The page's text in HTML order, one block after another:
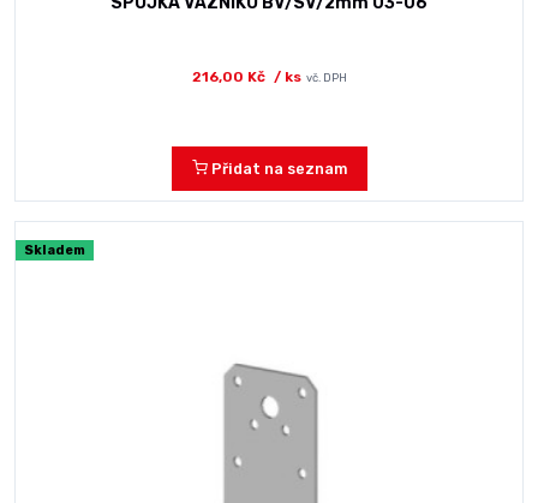
216,00 Kč / ks vč. DPH
Přidat na seznam
Skladem